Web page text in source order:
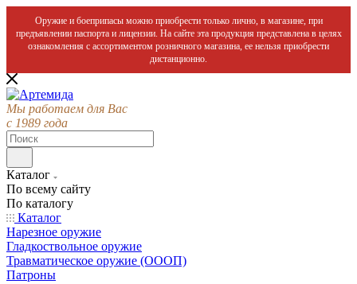
Оружие и боеприпасы можно приобрести только лично, в магазине, при
предъявлении паспорта и лицензии. На сайте эта продукция представлена в целях
ознакомления с ассортиментом розничного магазина, ее нельзя приобрести
дистанционно.
Мы работаем для Вас
с 1989 года
Каталог
По всему сайту
По каталогу
Каталог
Нарезное оружие
Гладкоствольное оружие
Травматическое оружие (ОООП)
Патроны